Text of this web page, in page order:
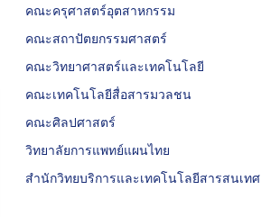
คณะครุศาสตร์อุตสาหกรรม
คณะสถาปัตยกรรมศาสตร์
คณะวิทยาศาสตร์และเทคโนโลยี
คณะเทคโนโลยีสื่อสารมวลชน
คณะศิลปศาสตร์
วิทยาลัยการแพทย์แผนไทย
สำนักวิทยบริการและเทคโนโลยีสารสนเทศ